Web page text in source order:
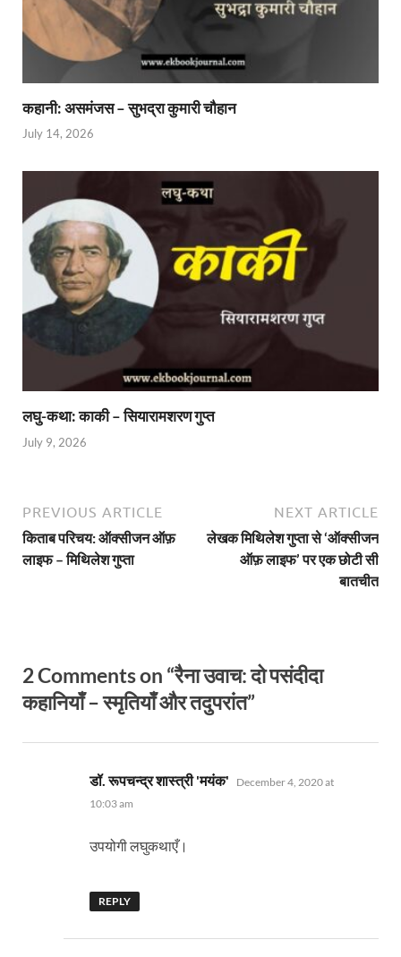
कहानी: असमंजस – सुभद्रा कुमारी चौहान
July 14, 2026
लघु-कथा: काकी – सियारामशरण गुप्त
July 9, 2026
PREVIOUS ARTICLE
किताब परिचय: ऑक्सीजन ऑफ़
लाइफ – मिथिलेश गुप्ता
NEXT ARTICLE
लेखक मिथिलेश गुप्ता से ‘ऑक्सीजन
ऑफ़ लाइफ’ पर एक छोटी सी
बातचीत
2 Comments on “रैना उवाच: दो पसंदीदा
कहानियाँ – स्मृतियाँ और तदुपरांत”
डॉ. रूपचन्द्र शास्त्री 'मयंक' says:
December 4, 2020 at
10:03 am
उपयोगी लघुकथाएँ।
REPLY